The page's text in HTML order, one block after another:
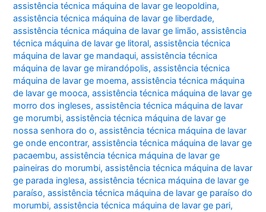
assistência técnica máquina de lavar ge leopoldina,
assistência técnica máquina de lavar ge liberdade,
assistência técnica máquina de lavar ge limão,assistência
técnica máquina de lavar ge litoral,assistência técnica
máquina de lavar ge mandaqui,assistência técnica
máquina de lavar ge mirandópolis,assistência técnica
máquina de lavar ge moema,assistência técnica máquina
de lavar ge mooca,assistência técnica máquina de lavar ge
morro dos ingleses,assistência técnica máquina de lavar
ge morumbi,assistência técnica máquina de lavar ge
nossa senhora do o,assistência técnica máquina de lavar
ge onde encontrar,assistência técnica máquina de lavar ge
pacaembu,assistência técnica máquina de lavar ge
paineiras do morumbi,assistência técnica máquina de lavar
ge parada inglesa,assistência técnica máquina de lavar ge
paraíso,assistência técnica máquina de lavar ge paraíso do
morumbi,assistência técnica máquina de lavar ge pari,